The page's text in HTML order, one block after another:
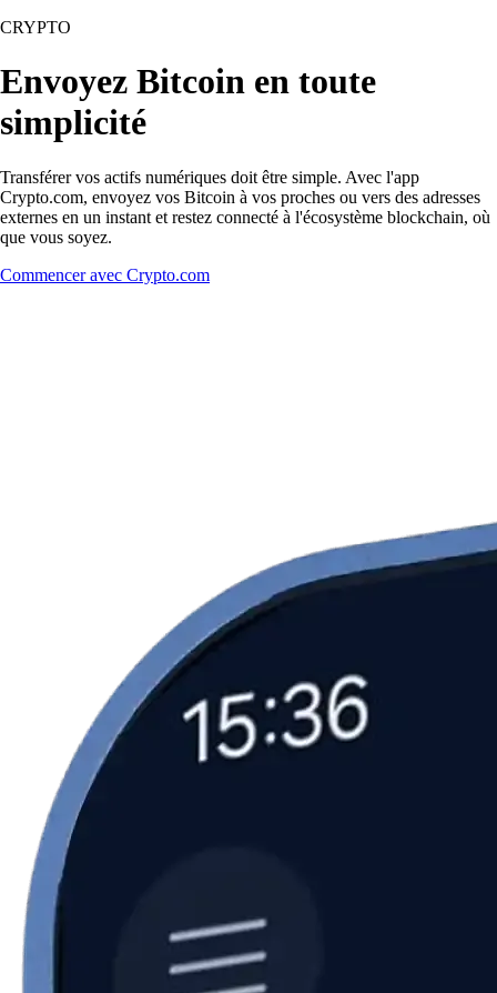
CRYPTO
Envoyez Bitcoin en toute
simplicité
Transférer vos actifs numériques doit être simple. Avec l'app
Crypto.com, envoyez vos Bitcoin à vos proches ou vers des adresses
externes en un instant et restez connecté à l'écosystème blockchain, où
que vous soyez.
Commencer avec Crypto.com